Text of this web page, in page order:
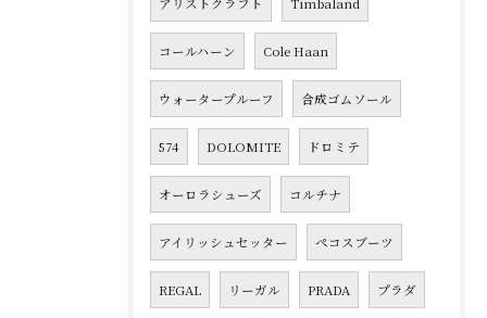
コールハーン Cole Haan
ウォータープルーフ 合成ゴムソール
574 DOLOMITE ドロミテ
オーロラシューズ コルチナ
アイリッシュセッター ペコスブーツ
REGAL リーガル PRADA プラダ